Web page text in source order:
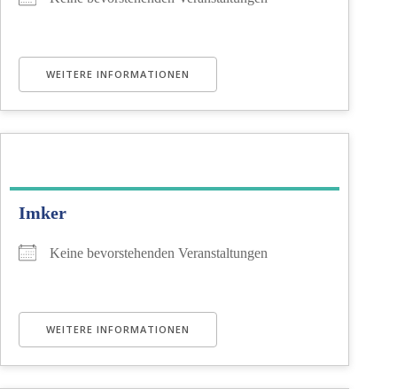
WEITERE INFORMATIONEN
Imker
Keine bevorstehenden Veranstaltungen
WEITERE INFORMATIONEN